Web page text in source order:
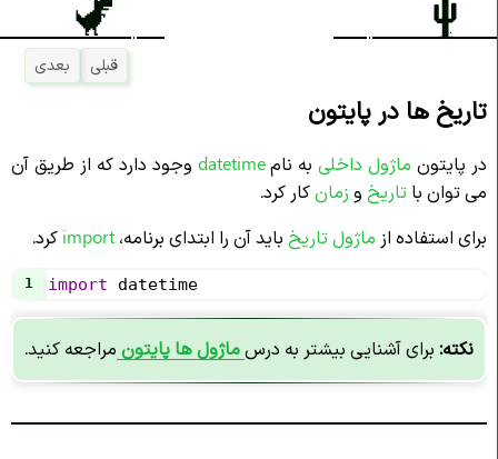
قبلی بعدی
تاریخ ها در پایتون
در پایتون ماژول داخلی به نامdatetime وجود دارد که از طریق آن
می توان با تاریخ و زمان کار کرد.
برای استفاده از ماژول تاریخ باید آن را ابتدای برنامه، import کرد.
1 import datetime
نکته: برای آشنایی بیشتر به درس ماژول ها پایتون مراجعه کنید.